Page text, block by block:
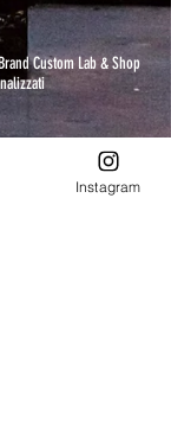
Custom Lab & Shop
Instagram